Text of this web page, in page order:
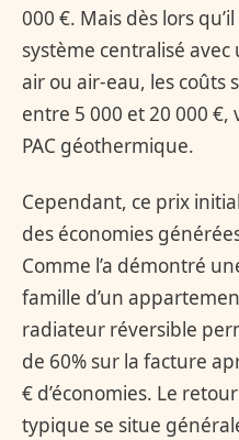
000 €. Mais dès lors
système centralisé
air ou air-eau, les coûts
entre 5 000 et 20 000
PAC géothermique.
Cependant, ce prix
des économies
Comme l’a démontré
famille d’un
radiateur réversible
de 60% sur la facture
€ d’économies. Le
typique se situe